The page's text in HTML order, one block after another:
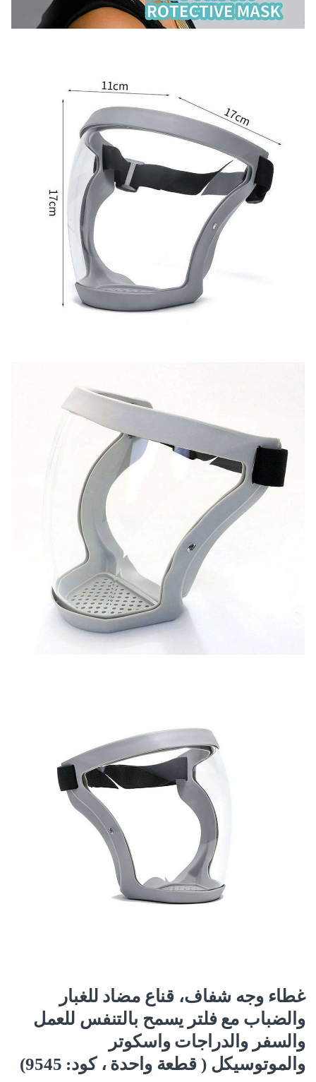
غطاء وجه شفاف، قناع مضاد للغبار
والضباب مع فلتر يسمح بالتنفس للعمل
والسفر والدراجات واسكوتر
والموتوسيكل ( قطعة واحدة ، كود: 9545)